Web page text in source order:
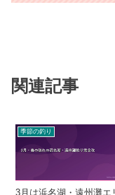
関連記事
季節の釣り
3月は浜名湖・遠州灘